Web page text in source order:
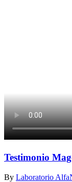
Testimonio
By Laboratorio Alfa